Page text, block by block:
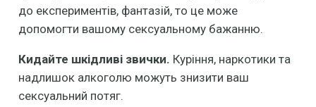
до експериментів, фантазій, то це може
допомогти вашому сексуальному бажанню.
Кидайте шкідливі звички. Куріння, наркотики та
надлишок алкоголю можуть знизити ваш
сексуальний потяг.